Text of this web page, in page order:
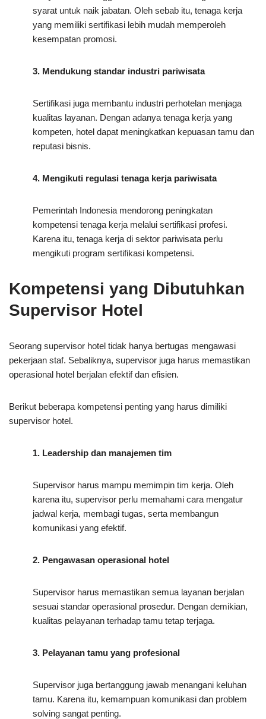
syarat untuk naik jabatan. Oleh sebab itu, tenaga kerja
yang memiliki sertifikasi lebih mudah memperoleh
kesempatan promosi.
3. Mendukung standar industri pariwisata
Sertifikasi juga membantu industri perhotelan menjaga
kualitas layanan. Dengan adanya tenaga kerja yang
kompeten, hotel dapat meningkatkan kepuasan tamu dan
reputasi bisnis.
4. Mengikuti regulasi tenaga kerja pariwisata
Pemerintah Indonesia mendorong peningkatan
kompetensi tenaga kerja melalui sertifikasi profesi.
Karena itu, tenaga kerja di sektor pariwisata perlu
mengikuti program sertifikasi kompetensi.
Kompetensi yang Dibutuhkan
Supervisor Hotel
Seorang supervisor hotel tidak hanya bertugas mengawasi
pekerjaan staf. Sebaliknya, supervisor juga harus memastikan
operasional hotel berjalan efektif dan efisien.
Berikut beberapa kompetensi penting yang harus dimiliki
supervisor hotel.
1. Leadership dan manajemen tim
Supervisor harus mampu memimpin tim kerja. Oleh
karena itu, supervisor perlu memahami cara mengatur
jadwal kerja, membagi tugas, serta membangun
komunikasi yang efektif.
2. Pengawasan operasional hotel
Supervisor harus memastikan semua layanan berjalan
sesuai standar operasional prosedur. Dengan demikian,
kualitas pelayanan terhadap tamu tetap terjaga.
3. Pelayanan tamu yang profesional
Supervisor juga bertanggung jawab menangani keluhan
tamu. Karena itu, kemampuan komunikasi dan problem
solving sangat penting.